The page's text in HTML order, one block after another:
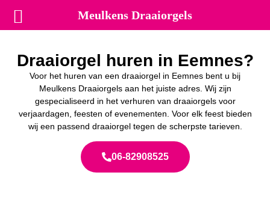
Draaiorgel huren in Eemnes?
Voor het huren van een draaiorgel in Eemnes bent u bij
Meulkens Draaiorgels aan het juiste adres. Wij zijn
gespecialiseerd in het verhuren van draaiorgels voor
verjaardagen, feesten of evenementen. Voor elk feest bieden
wij een passend draaiorgel tegen de scherpste tarieven.
06-82908525
Meulkens Draaiorgels